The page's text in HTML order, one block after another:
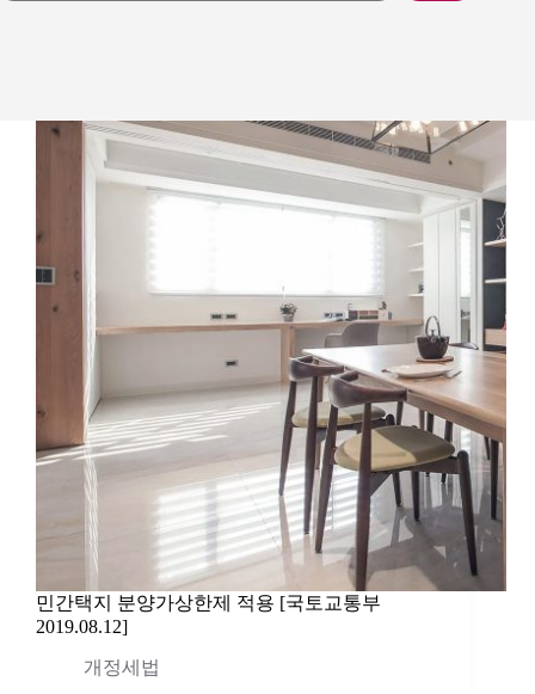
민간택지 분양가상한제 적용 [국토교통부
2019.08.12]
개정세법